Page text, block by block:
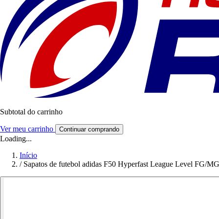
Subtotal do carrinho
Ver meu carrinho Continuar comprando
Loading...
Início
/ Sapatos de futebol adidas F50 Hyperfast League Level FG/MG